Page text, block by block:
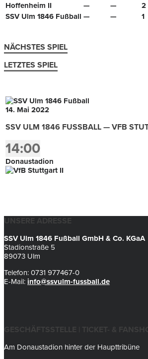
Hoffenheim II
— — 2
SSV Ulm 1846 Fußball — — 1
NÄCHSTES SPIEL
LETZTES SPIEL
14. Mai 2022
SSV ULM 1846 FUSSBALL — VFB
14:00
Donaustadion
UNSERE ADRESSE
SSV Ulm 1846 Fußball GmbH & Co. KGaA
Stadionstraße 5
89073 Ulm
Telefon: 0731 977467-0
E-Mail: info@ssvulm-fussball.de
GESCHÄFTSSTELLE | TICKET- &
Am Donaustadion hinter der Haupttribüne